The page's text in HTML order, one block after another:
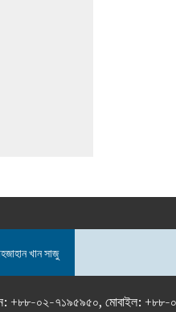
খান সাজু
টেলিফোন: +৮৮-০২-৭১৯৫৯৫০,